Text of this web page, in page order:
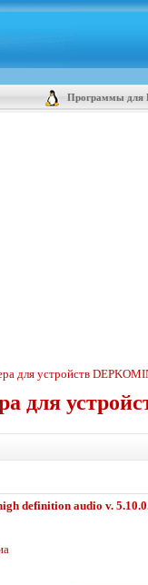
Программы для
для устройств
для
definition audio v.